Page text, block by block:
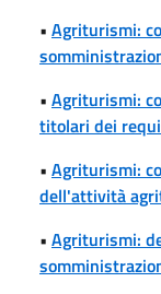
• Agriturismi:
• Agriturismi:
titolari dei
• Agriturismi:
dell'attività
• Agriturismi: